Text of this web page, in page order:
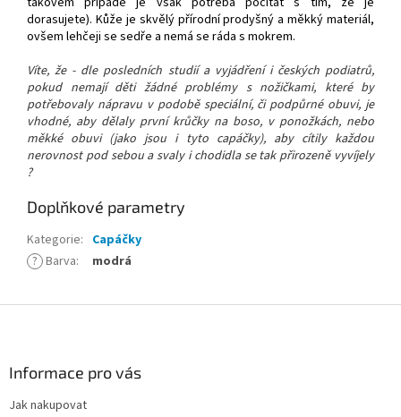
dorasujete). Kůže je skvělý přírodní prodyšný a měkký materiál,
ovšem lehčeji se sedře a nemá se ráda s mokrem.
Víte, že - dle posledních studií a vyjádření i českých podiatrů,
pokud nemají děti žádné problémy s nožičkami, které by
potřebovaly nápravu v podobě speciální, či podpůrné obuvi, je
vhodné, aby dělaly první krůčky na boso, v ponožkách, nebo
měkké obuvi (jako jsou i tyto capáčky), aby cítily každou
nerovnost pod sebou a svaly i chodidla se tak přirozeně vyvíjely
?
Doplňkové parametry
Kategorie: Capáčky
? Barva: modrá
Informace pro vás
Jak nakupovat